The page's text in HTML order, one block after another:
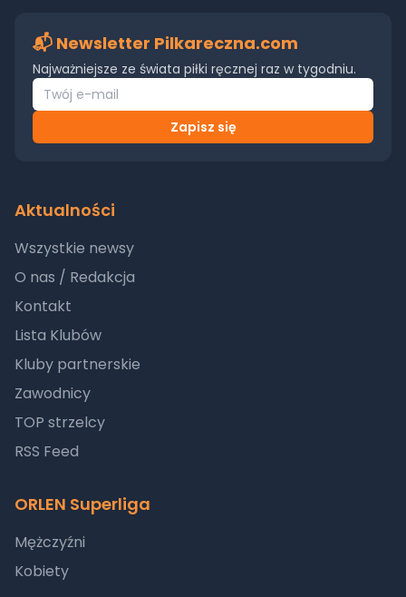
📬 Newsletter Pilkareczna.com
Najważniejsze ze świata piłki ręcznej raz w tygodniu.
Zapisz się
Aktualności
Wszystkie newsy
O nas / Redakcja
Kontakt
Lista Klubów
Kluby partnerskie
Zawodnicy
TOP strzelcy
RSS Feed
ORLEN Superliga
Mężczyźni
Kobiety